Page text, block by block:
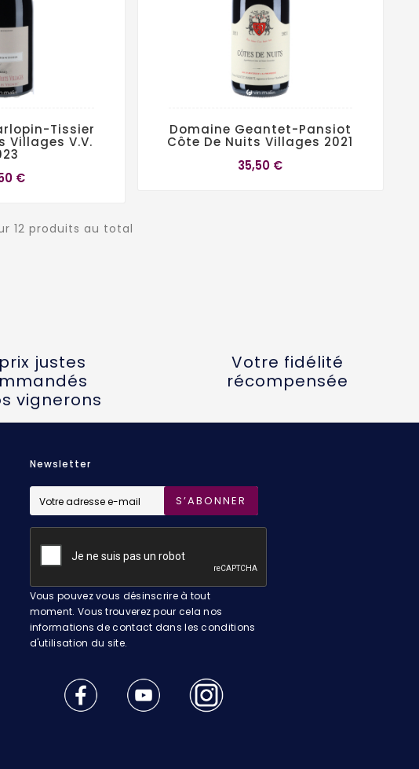
Tissier
Villages V.V.
€
Domaine Geantet-Pansiot
Côte De Nuits Villages 2021
35,50 €
12 produits au total
justes
vignerons
Votre fidélité
récompensée
Newsletter
S’ABONNER
Vous pouvez vous désinscrire à tout
moment. Vous trouverez pour cela nos
informations de contact dans les conditions
d'utilisation du site.